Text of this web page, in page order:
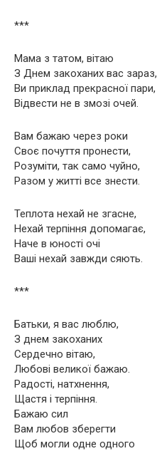
***
Мама з татом, вітаю
З Днем закоханих вас зараз,
Ви приклад прекрасної пари,
Відвести не в змозі очей.
Вам бажаю через роки
Своє почуття пронести,
Розуміти, так само чуйно,
Разом у житті все знести.
Теплота нехай не згасне,
Нехай терпіння допомагає,
Наче в юності очі
Ваші нехай завжди сяють.
***
Батьки, я вас люблю,
З днем ​​закоханих
Сердечно вітаю,
Любові великої бажаю.
Радості, натхнення,
Щастя і терпіння.
Бажаю сил
Вам любов зберегти
Щоб могли одне одного